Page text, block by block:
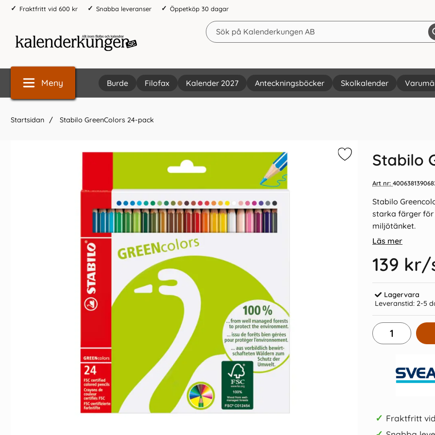
Fraktfritt vid 600 kr Snabba leveranser Öppetköp 30 dagar
Meny Burde Filofax Kalender 2027 Anteckningsböcker Skolkalender
Startsidan Stabilo GreenColors 24-pack
Vi rekommenderar
Indexflikar och Frixion clicker svart Gaffelpärm A4 blå 40mm
59 kr/st
Stabilo
Art nr:
Stabilo
starka färger för
miljötänket.
Läs mer
139 kr/
Lagervara
Leveranstid: 2-5
✓ Fraktfritt